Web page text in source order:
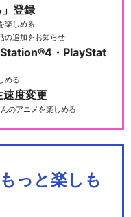
登録
楽しめる
の追加をお知らせ
・PlayStat
める
速度変更
のアニメを楽しめる
っと楽しも